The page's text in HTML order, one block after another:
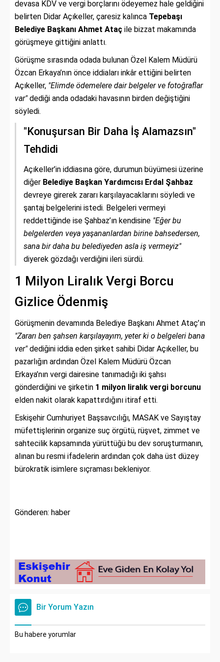
devasa KDV ve vergi borçlarını ödeyemez hale geldiğini
belirten Didar Açıkeller, çaresiz kalınca Tepebaşı
Belediye Başkanı Ahmet Ataç ile bizzat makamında
görüşmeye gittiğini anlattı.
Görüşme sırasında odada bulunan Özel Kalem Müdürü
Özcan Erkaya’nın önce iddiaları inkâr ettiğini belirten
Açıkeller, "Elimde ödemelere dair belgeler ve fotoğraflar
var"dediği anda odadaki havasının birden değiştiğini
söyledi.
"Konuşursan Bir Daha İş Alamazsın"
Tehdidi
Açıkeller’in iddiasına göre, durumun büyümesi üzerine
diğer Belediye Başkan Yardımcısı Erdal Şahbaz
devreye girerek zararı karşılayacaklarını söyledi ve
şantaj belgelerini istedi. Belgeleri vermeyi
reddettiğinde ise Şahbaz’ın kendisine "Eğer bu
belgelerden veya yaşananlardan birine bahsedersen,
sana bir daha bu belediyeden asla iş vermeyiz"
diyerek gözdağı verdiğini ileri sürdü.
1 Milyon Liralık Vergi Borcu
Gizlice Ödenmiş
Görüşmenin devamında Belediye Başkanı Ahmet Ataç’ın
"Zararı ben şahsen karşılayayım, yeter ki o belgeleri bana
ver"dediğini iddia eden şirket sahibi Didar Açıkeller, bu
pazarlığın ardından Özel Kalem Müdürü Özcan
Erkaya’nın vergi dairesine tanımadığı iki şahsı
gönderdiğini ve şirketin 1 milyon liralık vergi borcunu
elden nakit olarak kapattırdığını itiraf etti.
Eskişehir Cumhuriyet Başsavcılığı, MASAK ve Sayıştay
müfettişlerinin organize suç örgütü, rüşvet, zimmet ve
sahtecilik kapsamında yürüttüğü bu dev soruşturmanın,
alınan bu resmi ifadelerin ardından çok daha üst düzey
bürokratik isimlere sıçraması bekleniyor.
Gönderen: haber
Bir Yorum Yazın
Bu habere yorumlar